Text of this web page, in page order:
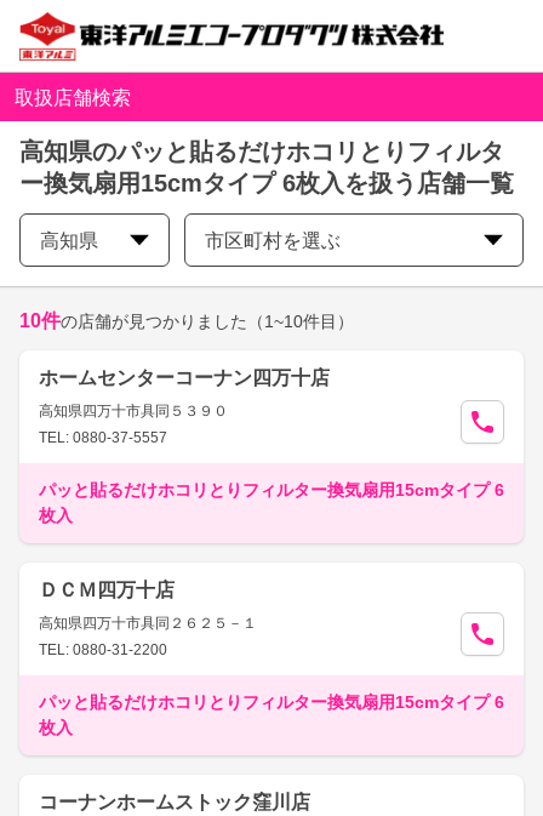
取扱店舗検索
高知県のパッと貼るだけホコリとりフィルタ
ー換気扇用15cmタイプ 6枚入を扱う店舗一覧
高知県 市区町村を選ぶ
10件の店舗が見つかりました （1~10件目）
ホームセンターコーナン四万十店
高知県四万十市具同５３９０
TEL: 0880-37-5557
パッと貼るだけホコリとりフィルター換気扇用15cmタイプ 6
枚入
ＤＣＭ四万十店
高知県四万十市具同２６２５－１
TEL: 0880-31-2200
パッと貼るだけホコリとりフィルター換気扇用15cmタイプ 6
枚入
コーナンホームストック窪川店